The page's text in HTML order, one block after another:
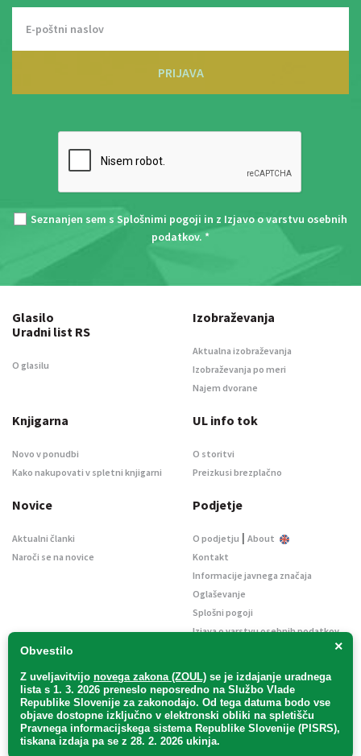
PRIJAVA
Seznanjen sem s Splošnimi pogoji in z Izjavo o varstvu osebnih
podatkov. *
×
Obvestilo
Z uveljavitvijo novega zakona (ZOUL) se je izdajanje uradnega
lista s 1. 3. 2026 preneslo neposredno na Službo Vlade
Republike Slovenije za zakonodajo. Od tega datuma bodo vse
objave dostopne izključno v elektronski obliki na spletišču
Pravnega informacijskega sistema Republike Slovenije (PISRS),
tiskana izdaja pa se z 28. 2. 2026 ukinja.
Glasilo
Uradni list RS
O glasilu
Izobraževanja
Aktualna izobraževanja
Izobraževanja po meri
Najem dvorane
Knjigarna
Novo v ponudbi
Kako nakupovati v spletni knjigarni
UL info tok
O storitvi
Preizkusi brezplačno
Novice
Aktualni članki
Naroči se na novice
Podjetje
O podjetju | About
Kontakt
Informacije javnega značaja
Oglaševanje
Splošni pogoji
Izjava o varstvu osebnih podatkov
Uradni list d. o. o. – v likvidaciji / Vse pravice pridržane.